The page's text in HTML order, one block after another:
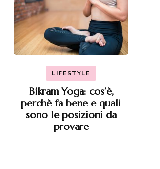
LIFESTYLE
Bikram Yoga: cos’è,
perchè fa bene e quali
sono le posizioni da
provare